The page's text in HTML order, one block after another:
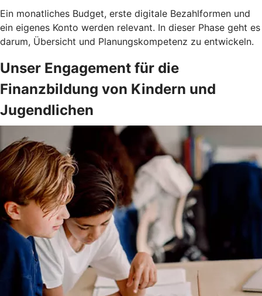
Ein monatliches Budget, erste digitale Bezahlformen und
ein eigenes Konto werden relevant. In dieser Phase geht es
darum, Übersicht und Planungskompetenz zu entwickeln.
Unser Engagement für die
Finanzbildung von Kindern und
Jugendlichen